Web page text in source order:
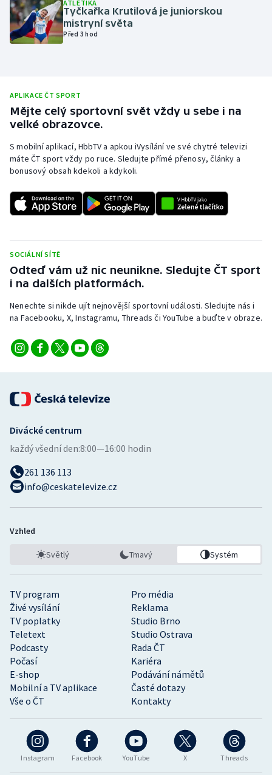
Parasport
Plavání
Ragby
Rychlobruslení
Rychlostní kanoistika
Sportovní střelba
Stolní tenis
Triatlon
Volejbal
ATLETIKA
Tyčkařka Krutilová je juniorskou
mistryní světa
Před 3 hod
APLIKACE ČT SPORT
Mějte celý sportovní svět vždy u sebe i na
velké obrazovce.
S mobilní aplikací, HbbTV a apkou iVysílání ve své chytré televizi
máte ČT sport vždy po ruce. Sledujte přímé přenosy, články a
bonusový obsah kdekoli a kdykoli.
SOCIÁLNÍ SÍTĚ
Odteď vám už nic neunikne. Sledujte ČT sport
i na dalších platformách.
Nenechte si nikde ujít nejnovější sportovní události. Sledujte nás i
na Facebooku, X, Instagramu, Threads či YouTube a buďte v obraze.
Instagram Facebook YouTube X Threads
TV program
Pro média
Živé vysílání
Reklama
TV poplatky
Studio Brno
Teletext
Studio Ostrava
Podcasty
Rada ČT
Počasí
Kariéra
E-shop
Podávání námětů
Mobilní a TV aplikace
Časté dotazy
Vše o ČT
Kontakty
Divácké centrum
každý všední den:8:00—16:00 hodin
261 136 113
info@ceskatelevize.cz
Vzhled
Světlý Tmavý Systém